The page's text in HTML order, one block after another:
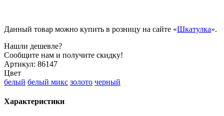
Данный товар можно купить в розницу на сайте «Шкатулка».
Нашли дешевле?
Сообщите нам и получите скидку!
Артикул: 86147
Цвет
белый белый микс золото черный
Характеристики